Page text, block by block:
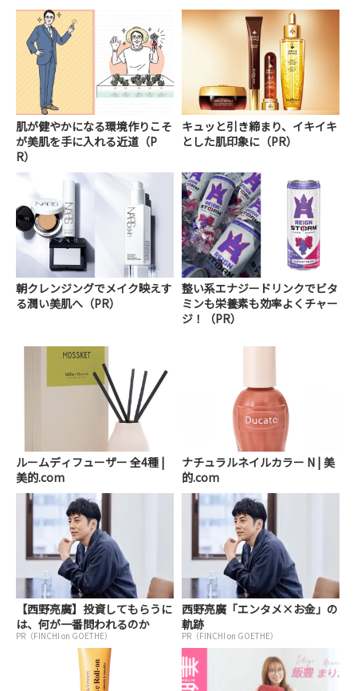
肌が健やかになる環境作りこそ
が美肌を手に入れる近道（P
R）
キュッと引き締まり、イキイキ
とした肌印象に（PR）
朝クレンジングでメイク映えす
る潤い美肌へ（PR）
整い系エナジードリンクでビタ
ミンも栄養素も効率よくチャー
ジ！（PR）
ルームディフューザー 全4種 |
美的.com
ナチュラルネイルカラー N | 美
的.com
【西野亮廣】投資してもらうに
は、何が一番問われるのか
PR（FINCHI on GOETHE）
西野亮廣「エンタメ×お金」の
軌跡
PR（FINCHI on GOETHE）